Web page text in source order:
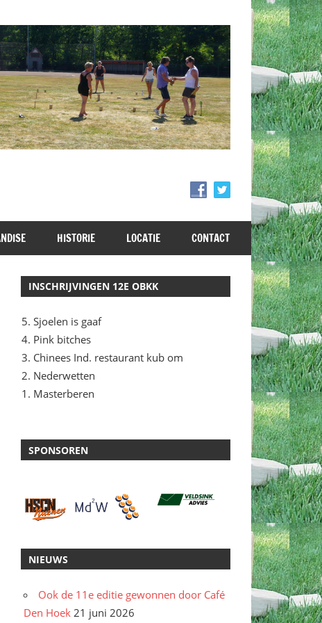
HISTORIE LOCATIE CONTACT
INSCHRIJVINGEN 12E OBKK
Sjoelen is gaaf
Pink bitches
Chinees Ind. restaurant kub om
Nederwetten
Masterberen
SPONSOREN
NIEUWS
Ook de 11e editie gewonnen door Café
Den Hoek 21 juni 2026